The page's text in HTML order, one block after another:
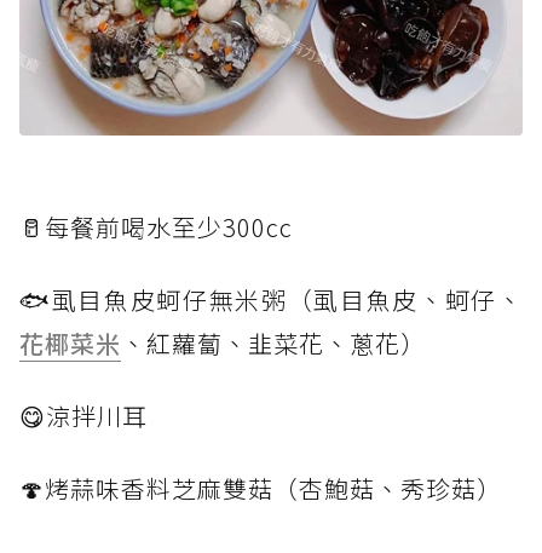
🥛每餐前喝水至少300cc
🐟虱目魚皮蚵仔無米粥（虱目魚皮、蚵仔、
花椰菜米 、紅蘿蔔、韭菜花、蔥花）
😋涼拌川耳
🍄烤蒜味香料芝麻雙菇（杏鮑菇、秀珍菇）